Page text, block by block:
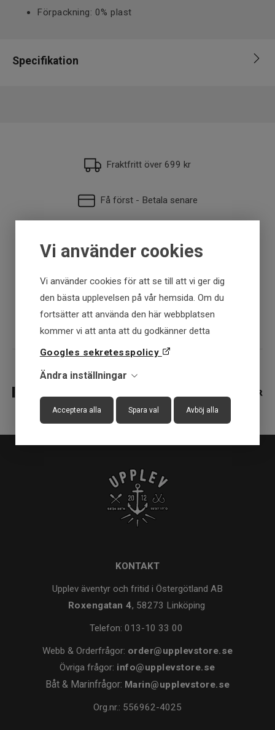
Vi använder cookies
Vi använder cookies för att se till att vi ger dig
den bästa upplevelsen på vår hemsida. Om du
fortsätter att använda den här webbplatsen
kommer vi att anta att du godkänner detta
Googles sekretesspolicy
Ändra inställningar
Acceptera alla Spara val Avböj alla
Förpackning: 0% plast
Specifikation
Fraktfritt över 699 kr
Få först - Betala senare
KONTAKT
Upplev äventyr och fritid i Östergötland AB
Roxengatan 4, 58273 Linköping
Telefon: 013-10 33 00
Webb & Orderfrågor: order@upplevstore.se
Övriga frågor: info@upplevstore.se
Båt & Marinfrågor: Marin@upplevstore.se
Org.nr.: 556962-4025